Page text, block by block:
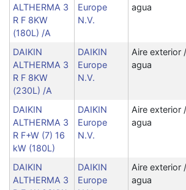
ALTHERMA 3
R F 8KW
(180L) /A
Europe
N.V.
agua
DAIKIN
ALTHERMA 3
R F 8KW
(230L) /A
DAIKIN
Europe
N.V.
Aire exterior /
agua
DAIKIN
ALTHERMA 3
R F+W (7) 16
kW (180L)
DAIKIN
Europe
N.V.
Aire exterior /
agua
DAIKIN
ALTHERMA 3
DAIKIN
Europe
Aire exterior /
agua